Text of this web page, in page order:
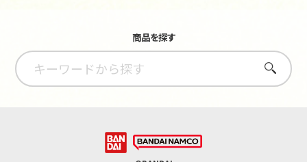
商品を探す
さがす